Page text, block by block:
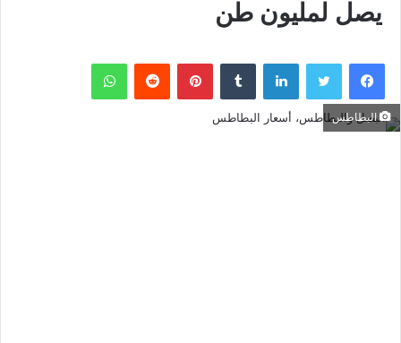
يصل لمليون طن
فيسبوك تويتر لينكدإن بينتيريست واتساب
البطاطس